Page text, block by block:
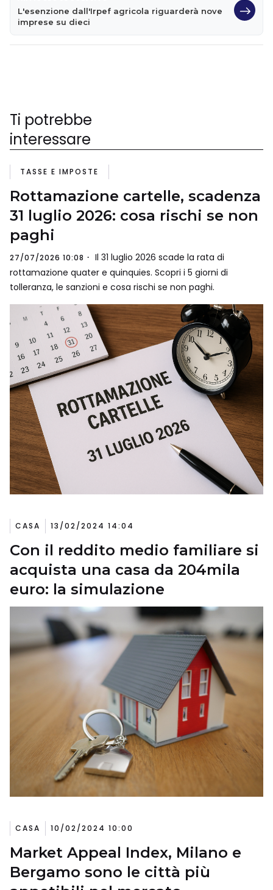
L'esenzione dall'Irpef agricola riguarderà nove
imprese su dieci
Ti potrebbe
interessare
TASSE E IMPOSTE
Rottamazione cartelle, scadenza
31 luglio 2026: cosa rischi se non
paghi
27/07/2026 10:08
Il 31 luglio 2026 scade la rata di
rottamazione quater e quinquies. Scopri i 5 giorni di
tolleranza, le sanzioni e cosa rischi se non paghi.
CASA 13/02/2024 14:04
Con il reddito medio familiare si
acquista una casa da 204mila
euro: la simulazione
CASA 10/02/2024 10:00
Market Appeal Index, Milano e
Bergamo sono le città più